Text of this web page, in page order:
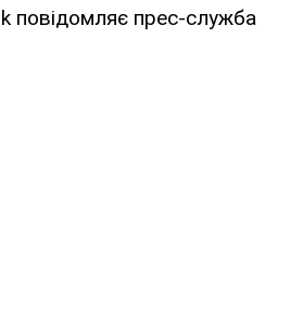
повідомляє прес-служба